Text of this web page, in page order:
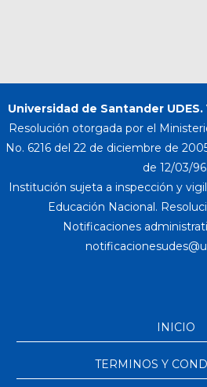
Universidad de Santander
Resolución otorgada por el
No. 6216 del 22 de diciembre de
de 12/03/96.
Institución sujeta a inspección y
Educación Nacional.
Notificaciones
INICIO
TERMINOS Y